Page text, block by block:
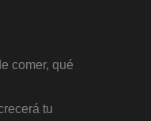
comer, qué
tu